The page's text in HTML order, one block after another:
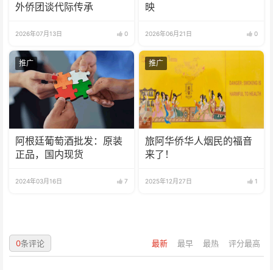
外侨团谈代际传承
2026年07月13日 0
映
2026年06月21日 0
推广
阿根廷葡萄酒批发：原装
正品，国内现货
2024年03月16日 7
推广
旅阿华侨华人烟民的福音
来了！
2025年12月27日 1
最新 最早 最热 评分最高
0条评论